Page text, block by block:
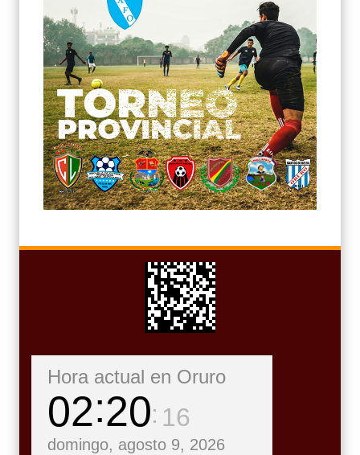
Hora actual en Oruro
02 20 17
domingo, agosto 9, 2026